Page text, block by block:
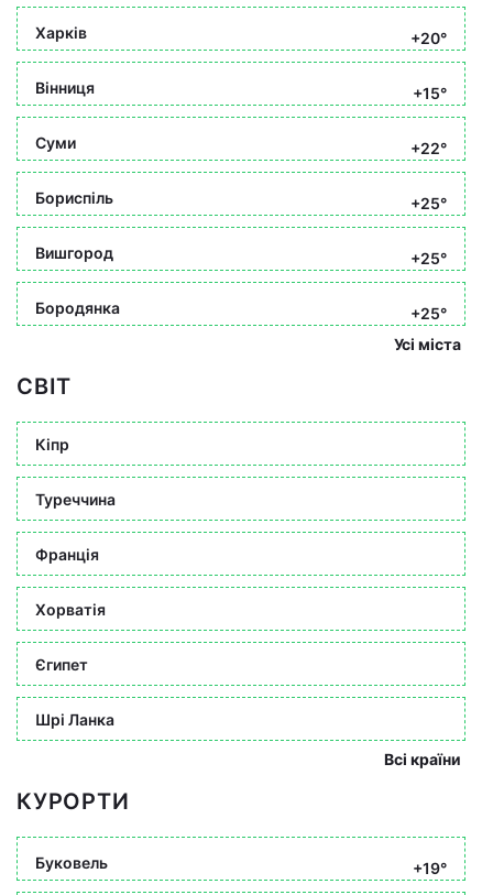
Харків +20°
Вінниця +15°
Суми +22°
Бориспіль +25°
Вишгород +25°
Бородянка
+25°
Усі міста
СВІТ
Кіпр
Туреччина
Франція
Хорватія
Єгипет
Шрі Ланка
Всі країни
КУРОРТИ
Буковель +19°